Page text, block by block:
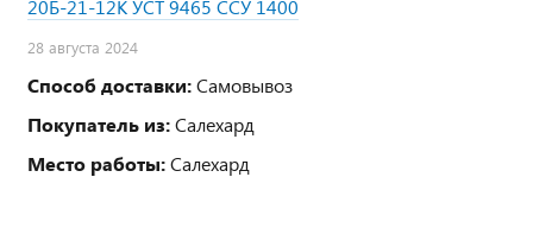
20Б-21-12К УСТ 9465 ССУ 1400
28 августа 2024
Способ доставки:Самовывоз
Покупатель из:Салехард
Место работы:Салехард